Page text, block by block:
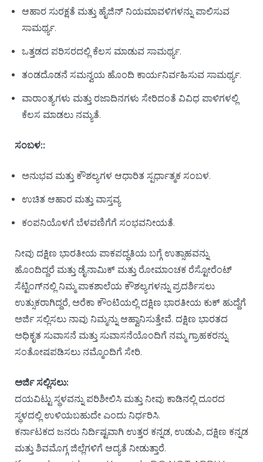
ಆಹಾರ ಸುರಕ್ಷತೆ ಮತ್ತು ಹೈಜಿನ್ ನಿಯಮಾವಳಿಗಳನ್ನು ಪಾಲಿಸುವ
ಸಾಮರ್ಥ್ಯ.
ಒತ್ತಡದ ಪರಿಸರದಲ್ಲಿ ಕೆಲಸ ಮಾಡುವ ಸಾಮರ್ಥ್ಯ.
ತಂಡದೊಡನೆ ಸಮನ್ವಯ ಹೊಂದಿ ಕಾರ್ಯನಿರ್ವಹಿಸುವ ಸಾಮರ್ಥ್ಯ.
ವಾರಾಂತ್ಯಗಳು ಮತ್ತು ರಜಾದಿನಗಳು ಸೇರಿದಂತೆ ವಿವಿಧ ಪಾಳಿಗಳಲ್ಲಿ
ಕೆಲಸ ಮಾಡಲು ನಮ್ಯತೆ.
ಸಂಬಳ::
ಅನುಭವ ಮತ್ತು ಕೌಶಲ್ಯಗಳ ಆಧಾರಿತ ಸ್ಪರ್ಧಾತ್ಮಕ ಸಂಬಳ.
ಉಚಿತ ಆಹಾರ ಮತ್ತು ವಾಸ್ತವ್ಯ
ಕಂಪನಿಯೊಳಗೆ ಬೆಳವಣಿಗೆಗೆ ಸಂಭವನೀಯತೆ.
ನೀವು ದಕ್ಷಿಣ ಭಾರತೀಯ ಪಾಕಪದ್ಧತಿಯ ಬಗ್ಗೆ ಉತ್ಸಾಹವನ್ನು
ಹೊಂದಿದ್ದರೆ ಮತ್ತು ಡೈನಾಮಿಕ್ ಮತ್ತು ರೋಮಾಂಚಕ ರೆಸ್ಟೋರೆಂಟ್
ಸೆಟ್ಟಿಂಗ್‌ನಲ್ಲಿ ನಿಮ್ಮ ಪಾಕಶಾಲೆಯ ಕೌಶಲ್ಯಗಳನ್ನು ಪ್ರದರ್ಶಿಸಲು
ಉತ್ಸುಕರಾಗಿದ್ದರೆ, ಅರೆಕಾ ಕೌಂಟಿಯಲ್ಲಿ ದಕ್ಷಿಣ ಭಾರತೀಯ ಕುಕ್ ಹುದ್ದೆಗೆ
ಅರ್ಜಿ ಸಲ್ಲಿಸಲು ನಾವು ನಿಮ್ಮನ್ನು ಆಹ್ವಾನಿಸುತ್ತೇವೆ. ದಕ್ಷಿಣ ಭಾರತದ
ಅಧಿಕೃತ ಸುವಾಸನೆ ಮತ್ತು ಸುವಾಸನೆಯೊಂದಿಗೆ ನಮ್ಮ ಗ್ರಾಹಕರನ್ನು
ಸಂತೋಷಪಡಿಸಲು ನಮ್ಮೊಂದಿಗೆ ಸೇರಿ.
ಅರ್ಜಿ ಸಲ್ಲಿಸಲು:
ದಯವಿಟ್ಟು ಸ್ಥಳವನ್ನು ಪರಿಶೀಲಿಸಿ ಮತ್ತು ನೀವು ಕಾಡಿನಲ್ಲಿ ದೂರದ
ಸ್ಥಳದಲ್ಲಿ ಉಳಿಯಬಹುದೇ ಎಂದು ನಿರ್ಧರಿಸಿ.
ಕರ್ನಾಟಕದ ಜನರು ನಿರ್ದಿಷ್ಟವಾಗಿ ಉತ್ತರ ಕನ್ನಡ, ಉಡುಪಿ, ದಕ್ಷಿಣ ಕನ್ನಡ
ಮತ್ತು ಶಿವಮೊಗ್ಗ ಜಿಲ್ಲೆಗಳಿಗೆ ಆದ್ಯತೆ ನೀಡುತ್ತಾರೆ.